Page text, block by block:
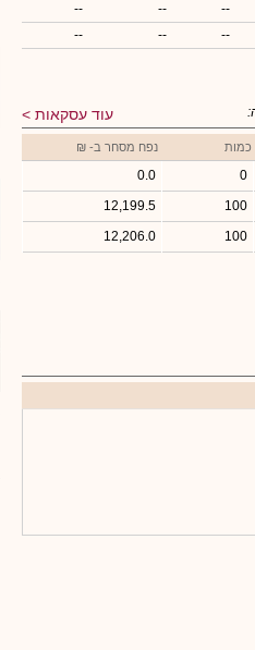
--
--
--
--
--
--
עוד עסקאות
כמות נפח מסחר ב- ₪
0
0.0
100
12,199.5
100
12,206.0